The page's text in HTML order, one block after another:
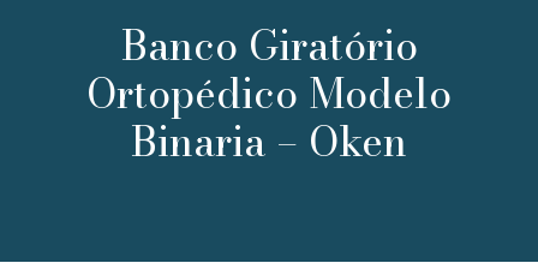
Banco Giratório
Ortopédico Modelo
Binaria – Oken